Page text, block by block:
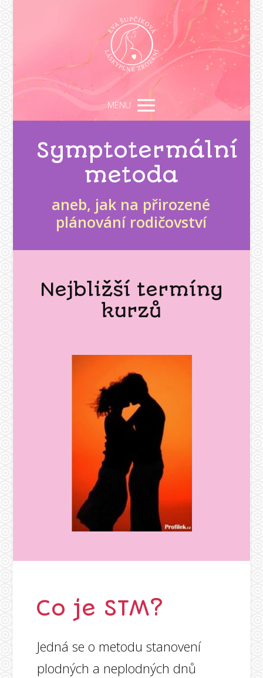
MENU
Symptotermální
metoda
aneb, jak na přirozené
plánování rodičovství
Nejbližší termíny
kurzů
Co je STM?
Jedná se o metodu stanovení
plodných a neplodných dnů